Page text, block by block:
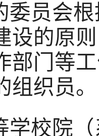
委员会
设的原
部门等
织员。
学校院